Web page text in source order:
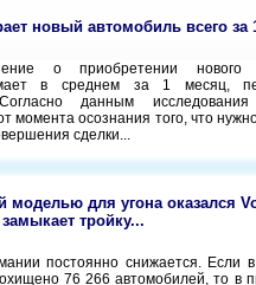
новый автомобиль всего за
о приобретении нового
в среднем за 1 месяц,
Согласно данным
момента осознания того, что
сделки...
моделью для угона оказался
тройку...
постоянно снижается. Если
76 266 автомобилей, то в